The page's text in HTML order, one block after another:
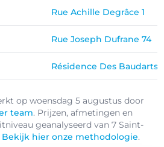
Rue Achille Degrâce 1
Rue Joseph Dufrane 74
Résidence Des Baudarts
op woensdag 5 augustus door
team. Prijzen, afmetingen en
geanalyseerd van 7 Saint-
Bekijk hier onze methodologie.